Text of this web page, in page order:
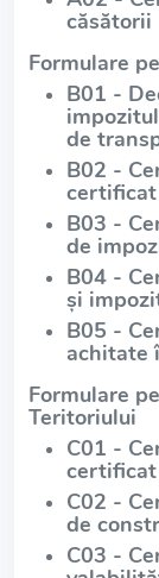
căsătorii
Formulare
B01 -
de
B02 -
B03 -
de
B04 -
și
B05 -
achitate
Formulare
Teritoriului
C01 -
C02 -
de
C03 -